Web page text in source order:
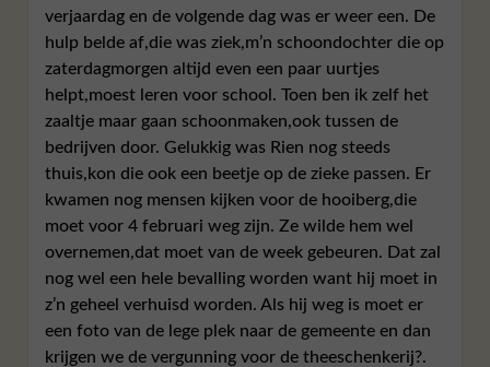
verjaardag en de volgende dag was er weer een. De
hulp belde af,die was ziek,m’n schoondochter die op
zaterdagmorgen altijd even een paar uurtjes
helpt,moest leren voor school. Toen ben ik zelf het
zaaltje maar gaan schoonmaken,ook tussen de
bedrijven door. Gelukkig was Rien nog steeds
thuis,kon die ook een beetje op de zieke passen. Er
kwamen nog mensen kijken voor de hooiberg,die
moet voor 4 februari weg zijn. Ze wilde hem wel
overnemen,dat moet van de week gebeuren. Dat zal
nog wel een hele bevalling worden want hij moet in
z’n geheel verhuisd worden. Als hij weg is moet er
een foto van de lege plek naar de gemeente en dan
krijgen we de vergunning voor de theeschenkerij?.